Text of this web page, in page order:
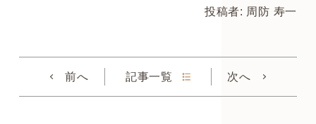
投稿者: 周防 寿一
前へ 記事一覧 次へ